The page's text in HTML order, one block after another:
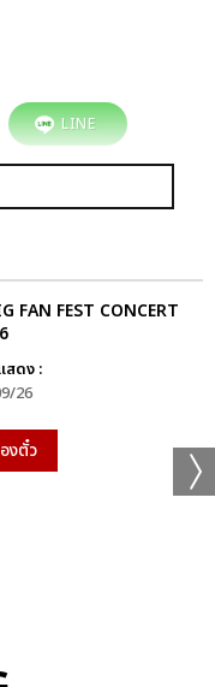
LINE
FAN FEST CONCERT
สดง :
26
งตั๋ว